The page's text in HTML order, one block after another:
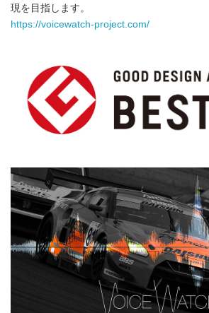
現を目指します。
https://voicewatch-project.com/